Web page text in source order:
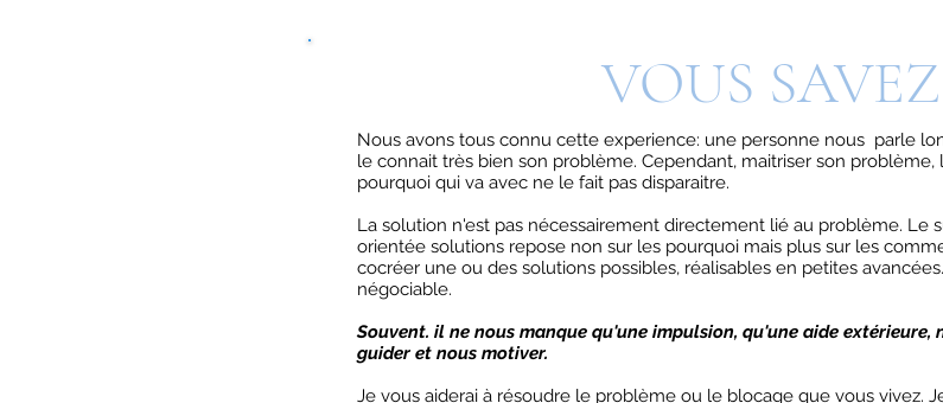
VOUS
Nous avons tous connu cette experience: une personne nous parle
le connait très bien son problème. Cependant, maitriser son
pourquoi qui va avec ne le fait pas disparaitre.
La solution n'est pas nécessairement directement lié au problème. Le
orientée solutions repose non sur les pourquoi mais plus sur les
cocréer une ou des solutions possibles, réalisables en petites
négociable.
Souvent. il ne nous manque qu'une impulsion, qu'une aide
guider et nous motiver.
Je vous aiderai à résoudre le problème ou le blocage que vous vivez.